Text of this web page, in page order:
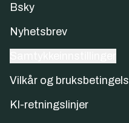
Bsky
Nyhetsbrev
Vilkår og
KI-retningslinjer